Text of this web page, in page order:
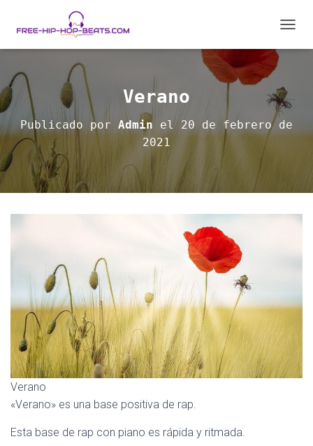
A
A
M
E
I
Verano
Publicado por Admin el 20 de febrero de
2021
Verano
«Verano» es una base positiva de rap.
Esta base de rap con piano es rápida y ritmada.